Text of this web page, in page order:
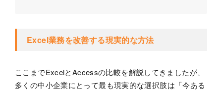
Excel業務を改善する現実的な方法
ここまでExcelとAccessの比較を解説してきましたが、
多くの中小企業にとって最も現実的な選択肢は「今ある